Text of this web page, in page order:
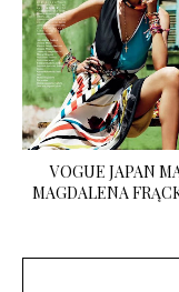
VOGUE JAPAN
MAGDALENA